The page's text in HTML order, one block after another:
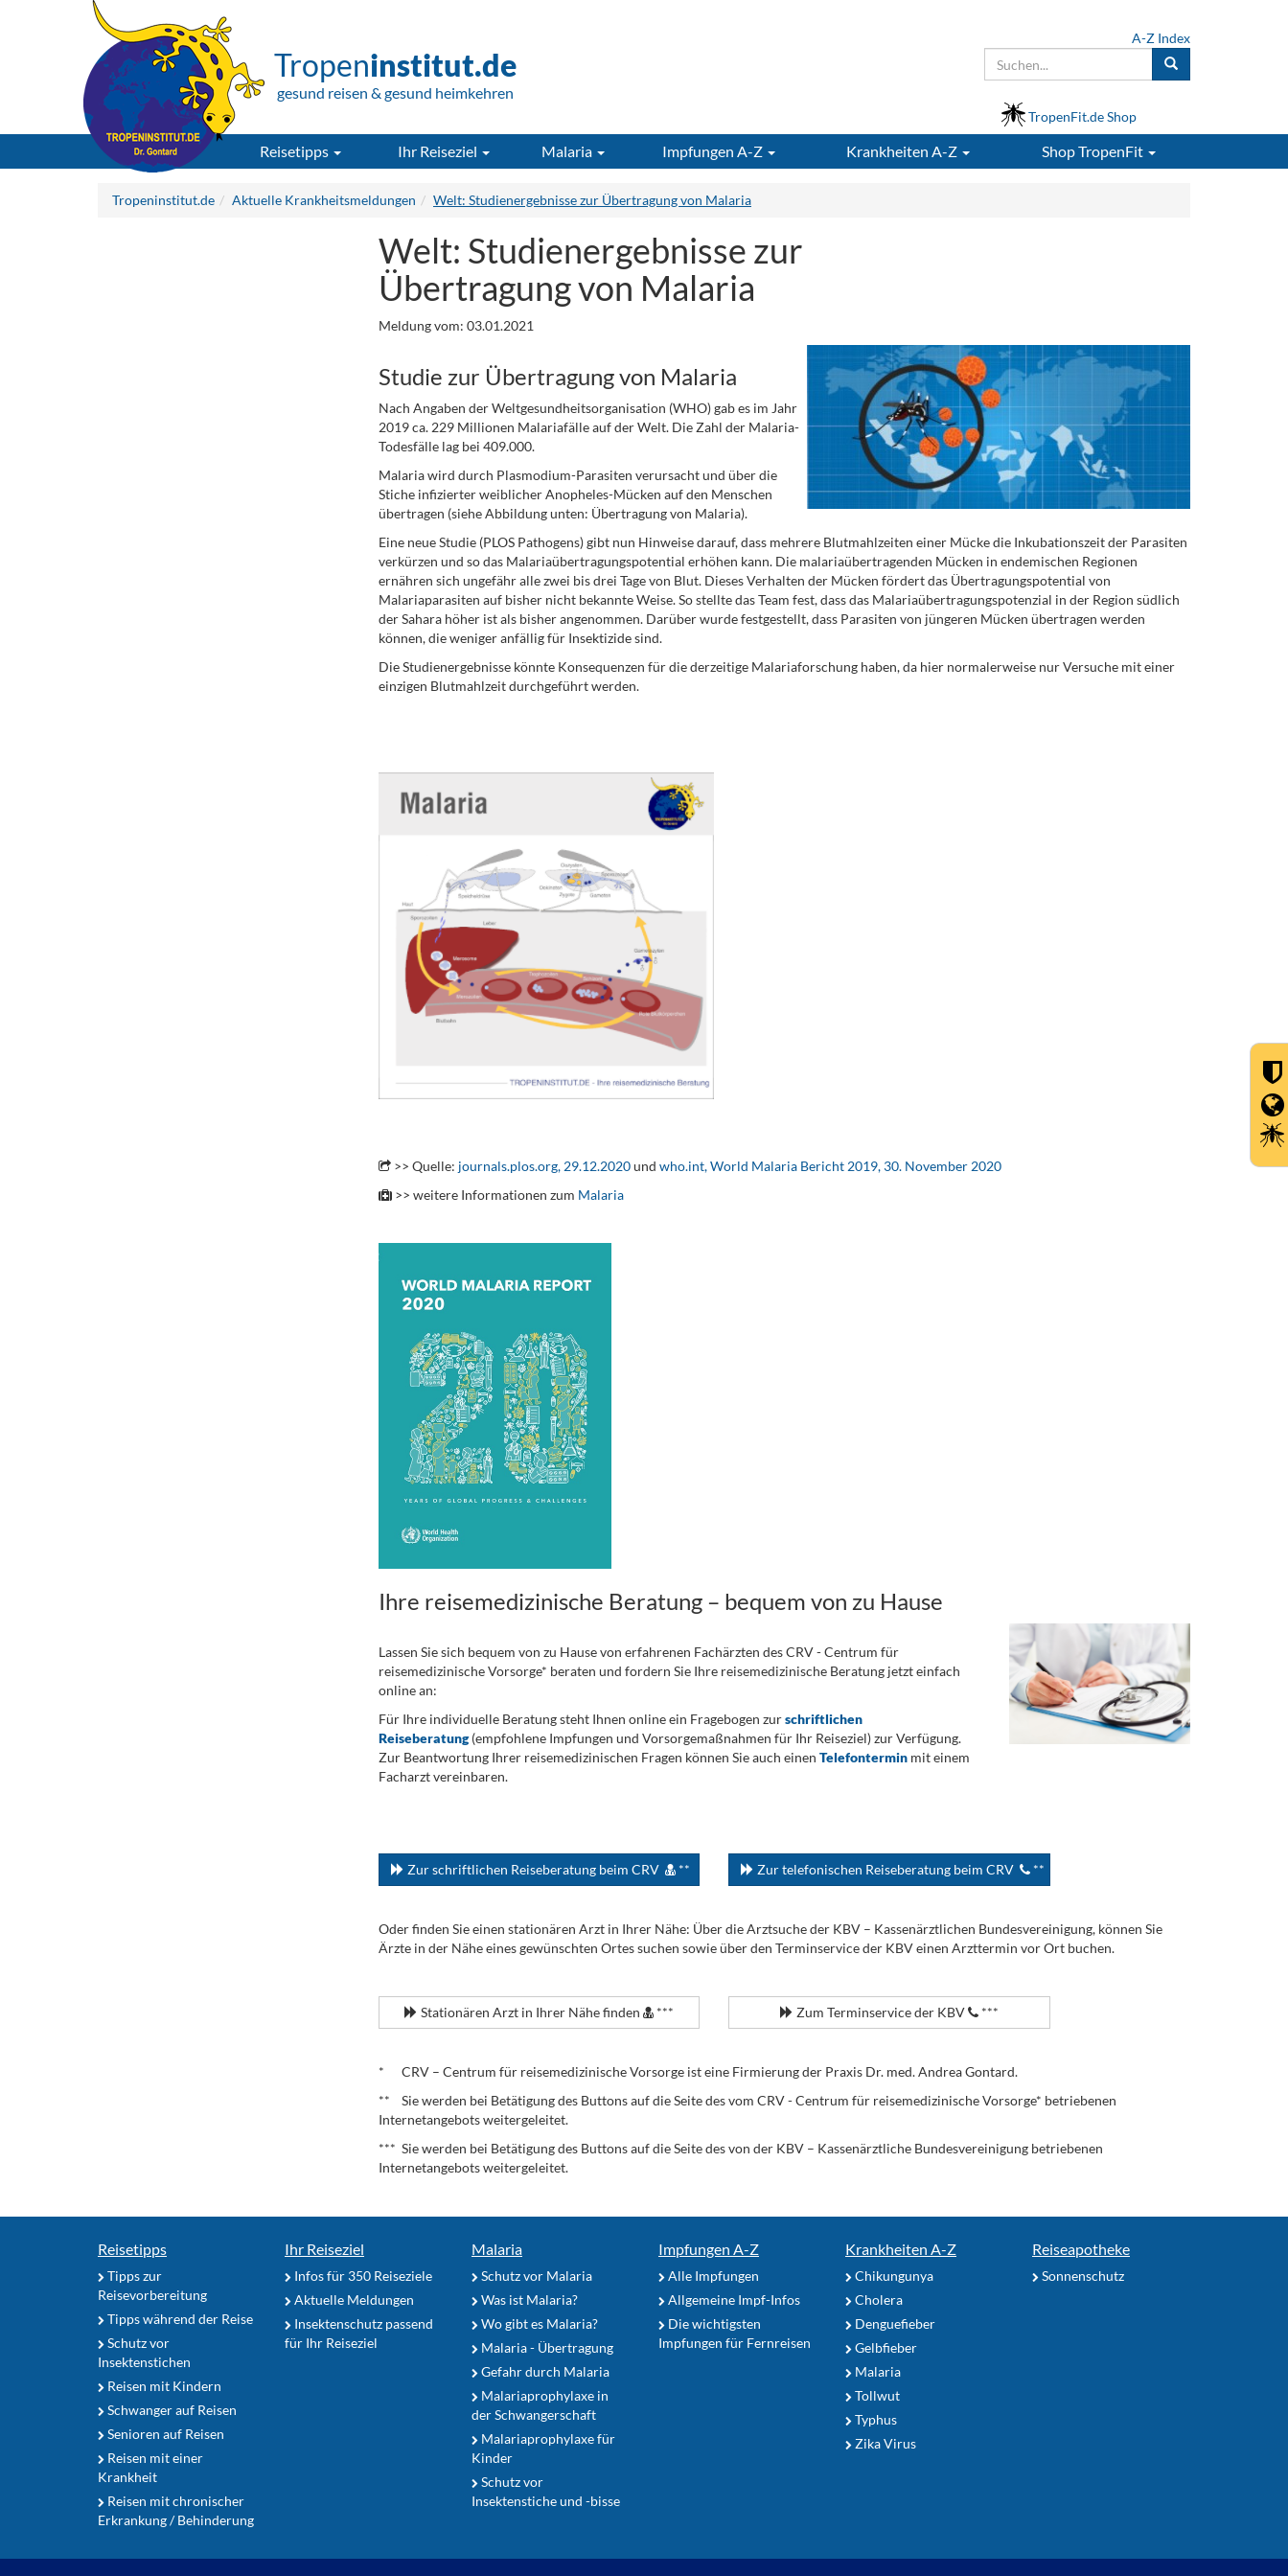
Tropeninstitut.de
gesund reisen & gesund heimkehren
A-Z Index
TropenFit.de Shop
Reisetipps Ihr Reiseziel Malaria Impfungen A-Z Krankheiten A-Z ShopTropenFit
Tropeninstitut.de Aktuelle Krankheitsmeldungen Welt: Studienergebnisse zur Übertragung von Malaria
Welt: Studienergebnisse zur
Übertragung von Malaria
Meldung vom: 03.01.2021
Studie zur Übertragung von Malaria
Nach Angaben der Weltgesundheitsorganisation (WHO) gab es im Jahr
2019 ca. 229 Millionen Malariafälle auf der Welt. Die Zahl der Malaria-
Todesfälle lag bei 409.000.
Malaria wird durch Plasmodium-Parasiten verursacht und über die
Stiche infizierter weiblicher Anopheles-Mücken auf den Menschen
übertragen (siehe Abbildung unten: Übertragung von Malaria).
Eine neue Studie (PLOS Pathogens) gibt nun Hinweise darauf, dass mehrere Blutmahlzeiten einer Mücke die Inkubationszeit der Parasiten
verkürzen und so das Malariaübertragungspotential erhöhen kann. Die malariaübertragenden Mücken in endemischen Regionen
ernähren sich ungefähr alle zwei bis drei Tage von Blut. Dieses Verhalten der Mücken fördert das Übertragungspotential von
Malariaparasiten auf bisher nicht bekannte Weise. So stellte das Team fest, dass das Malariaübertragungspotenzial in der Region südlich
der Sahara höher ist als bisher angenommen. Darüber wurde festgestellt, dass Parasiten von jüngeren Mücken übertragen werden
können, die weniger anfällig für Insektizide sind.
Die Studienergebnisse könnte Konsequenzen für die derzeitige Malariaforschung haben, da hier normalerweise nur Versuche mit einer
einzigen Blutmahlzeit durchgeführt werden.
>> Quelle: journals.plos.org, 29.12.2020und who.int, World Malaria Bericht 2019, 30. November 2020
>> weitere Informationen zum Malaria
Ihre reisemedizinische Beratung – bequem von zu Hause
Lassen Sie sich bequem von zu Hause von erfahrenen Fachärzten des CRV - Centrum für
reisemedizinische Vorsorge* beraten und fordern Sie Ihre reisemedizinische Beratung jetzt einfach
online an:
Für Ihre individuelle Beratung steht Ihnen online ein Fragebogen zurschriftlichen
Reiseberatung(empfohlene Impfungen und Vorsorgemaßnahmen für Ihr Reiseziel) zur Verfügung.
Zur Beantwortung Ihrer reisemedizinischen Fragen können Sie auch einen Telefonterminmit einem
Facharzt vereinbaren.
Zur schriftlichen Reiseberatung beim CRV ** Zur telefonischen Reiseberatung beim CRV **
Oder finden Sie einen stationären Arzt in Ihrer Nähe: Über die Arztsuche der KBV – Kassenärztlichen Bundesvereinigung, können Sie
Ärzte in der Nähe eines gewünschten Ortes suchen sowie über den Terminservice der KBV einen Arzttermin vor Ort buchen.
Stationären Arzt in Ihrer Nähe finden *** Zum Terminservice der KBV ***
* CRV – Centrum für reisemedizinische Vorsorge ist eine Firmierung der Praxis Dr. med. Andrea Gontard.
** Sie werden bei Betätigung des Buttons auf die Seite des vom CRV - Centrum für reisemedizinische Vorsorge* betriebenen
Internetangebots weitergeleitet.
*** Sie werden bei Betätigung des Buttons auf die Seite des von der KBV – Kassenärztliche Bundesvereinigung betriebenen
Internetangebots weitergeleitet.
Reisetipps
Tipps zur
Reisevorbereitung
Tipps während der Reise
Schutz vor
Insektenstichen
Reisen mit Kindern
Schwanger auf Reisen
Senioren auf Reisen
Reisen mit einer
Krankheit
Reisen mit chronischer
Erkrankung / Behinderung
Ihr Reiseziel
Infos für 350 Reiseziele
Aktuelle Meldungen
Insektenschutz passend
für Ihr Reiseziel
Malaria
Schutz vor Malaria
Was ist Malaria?
Wo gibt es Malaria?
Malaria - Übertragung
Gefahr durch Malaria
Malariaprophylaxe in
der Schwangerschaft
Malariaprophylaxe für
Kinder
Schutz vor
Insektenstiche und -bisse
Impfungen A-Z
Alle Impfungen
Allgemeine Impf-Infos
Die wichtigsten
Impfungen für Fernreisen
Krankheiten A-Z
Chikungunya
Cholera
Denguefieber
Gelbfieber
Malaria
Tollwut
Typhus
Zika Virus
Reiseapotheke
Sonnenschutz